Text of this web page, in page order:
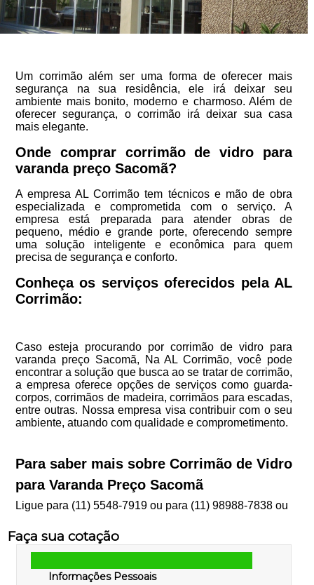
Um corrimão além ser uma forma de oferecer mais
segurança na sua residência, ele irá deixar seu
ambiente mais bonito, moderno e charmoso. Além de
oferecer segurança, o corrimão irá deixar sua casa
mais elegante.
Onde comprar corrimão de vidro para
varanda preço Sacomã?
A empresa AL Corrimão tem técnicos e mão de obra
especializada e comprometida com o serviço. A
empresa está preparada para atender obras de
pequeno, médio e grande porte, oferecendo sempre
uma solução inteligente e econômica para quem
precisa de segurança e conforto.
Conheça os serviços oferecidos pela AL
Corrimão:
Caso esteja procurando por corrimão de vidro para
varanda preço Sacomã, Na AL Corrimão, você pode
encontrar a solução que busca ao se tratar de corrimão,
a empresa oferece opções de serviços como guarda-
corpos, corrimãos de madeira, corrimãos para escadas,
entre outras. Nossa empresa visa contribuir com o seu
ambiente, atuando com qualidade e comprometimento.
Para saber mais sobre Corrimão de Vidro
para Varanda Preço Sacomã
Ligue para (11) 5548-7919ou para (11) 98988-7838ou
Faça sua cotação
Informações Pessoais